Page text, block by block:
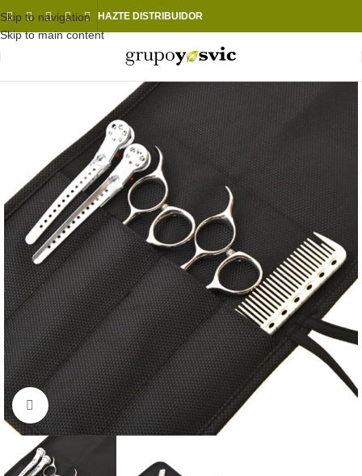
Skip to navigation
Skip to main content
HAZTE DISTRIBUIDOR
Click to enlarge